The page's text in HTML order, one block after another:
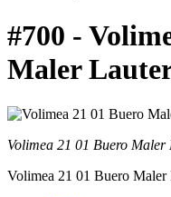
#700 -
Maler
Volimea 21 01 Buero Maler
Volimea 21 01 Buero Maler